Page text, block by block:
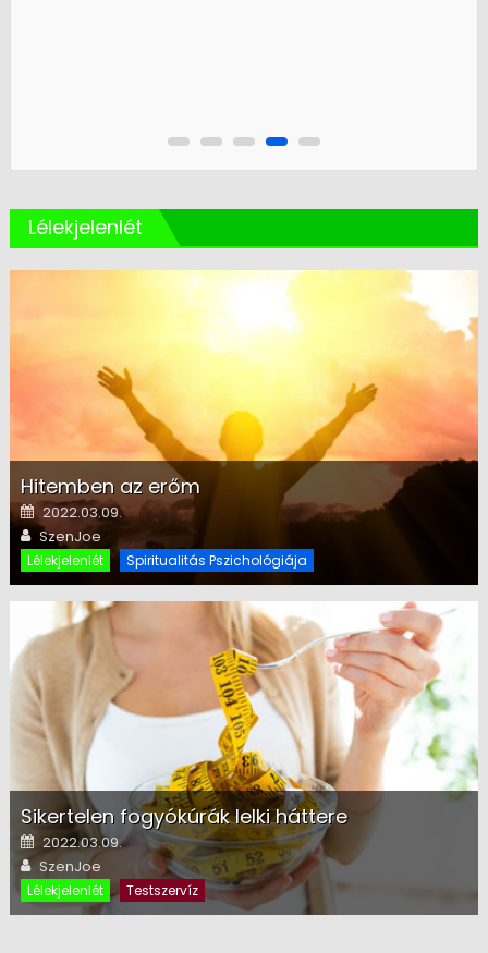
Lélekjelenlét
Hitemben az erőm
Posted on
2022.03.09.
Author
SzenJoe
Lélekjelenlét Spiritualitás Pszichológiája
Sikertelen fogyókúrák lelki háttere
Posted on
2022.03.09.
Author
SzenJoe
Lélekjelenlét Testszervíz